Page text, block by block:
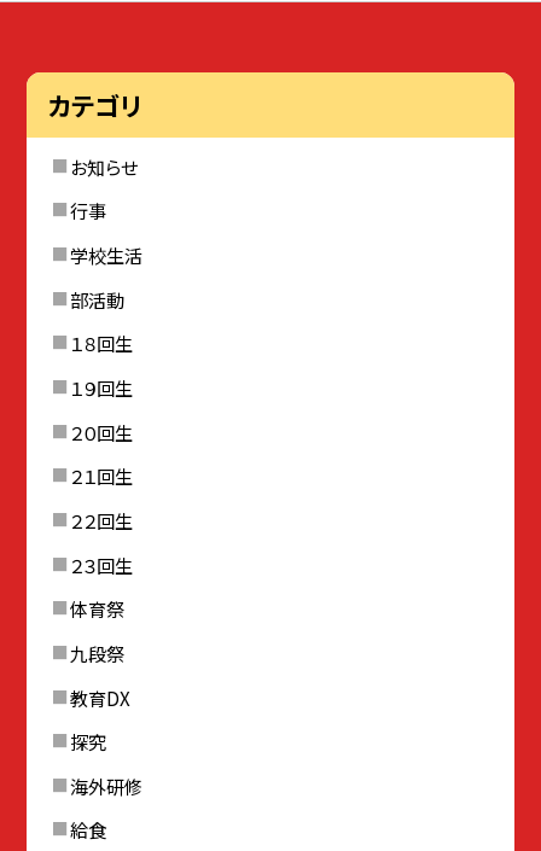
カテゴリ
お知らせ
行事
学校生活
部活動
１８回生
１９回生
２０回生
２１回生
２２回生
２３回生
体育祭
九段祭
教育DX
探究
海外研修
給食